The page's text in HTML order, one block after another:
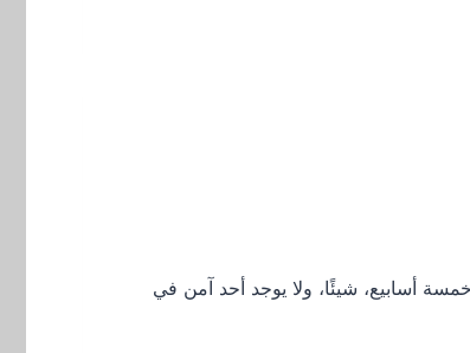
أسابيع، شيئًا، ولا يوجد أحد آمن في